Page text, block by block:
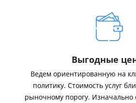
Выгодные
Ведем ориентированную на
политику. Стоимость услуг
рыночному порогу. Изначально